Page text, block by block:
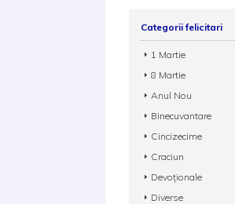
Categorii felicitari
1 Martie
8 Martie
Anul Nou
Binecuvantare
Cincizecime
Craciun
Devoționale
Diverse